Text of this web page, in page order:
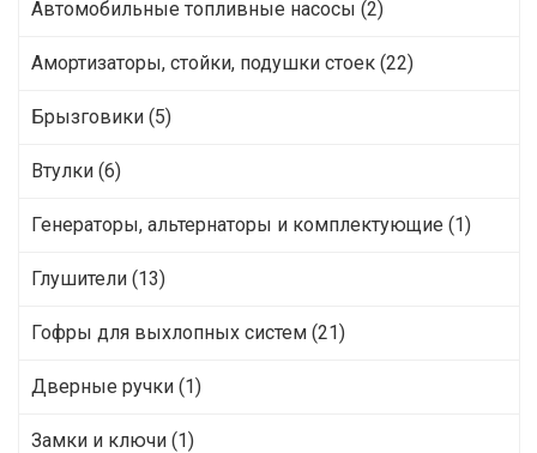
Автомобильные топливные насосы (2)
Амортизаторы, стойки, подушки стоек (22)
Брызговики (5)
Втулки (6)
Генераторы, альтернаторы и комплектующие (1)
Глушители (13)
Гофры для выхлопных систем (21)
Дверные ручки (1)
Замки и ключи (1)